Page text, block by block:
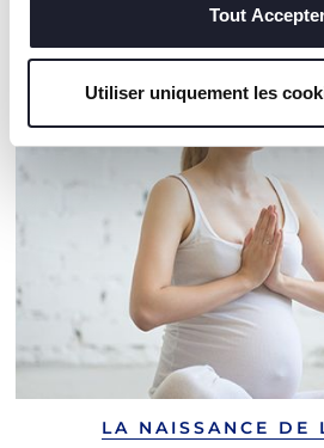
Tout
Utiliser uniquement les
LA NAISSANCE DE